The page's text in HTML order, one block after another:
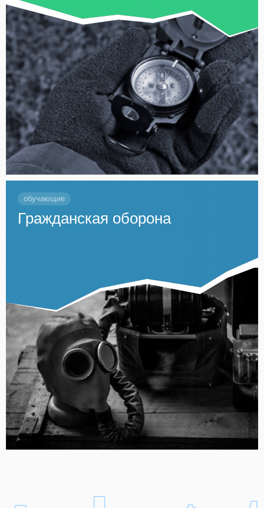
обучающие
Гражданская оборона